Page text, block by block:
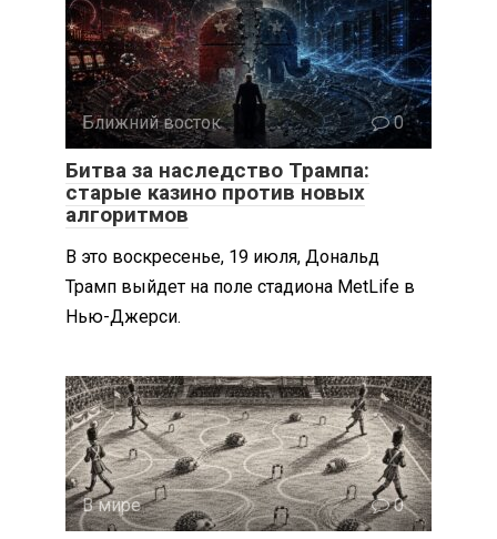
Ближний восток 0
Битва за наследство Трампа:
старые казино против новых
алгоритмов
В это воскресенье, 19 июля, Дональд
Трамп выйдет на поле стадиона MetLife в
Нью-Джерси.
В мире 0